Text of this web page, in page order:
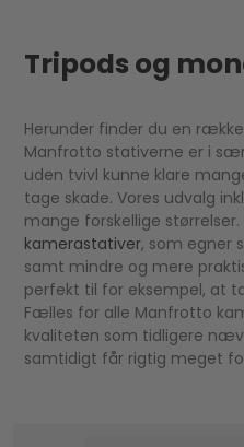
Tripods og
Herunder finder du en
Manfrotto stativerne er i
uden tvivl kunne klare
tage skade. Vores udvalg
mange forskellige
kamerastativer, som egner
samt mindre og mere
perfekt til for eksempel, at
Fælles for alle Manfrotto
kvaliteten som tidligere
samtidigt får rigtig meget